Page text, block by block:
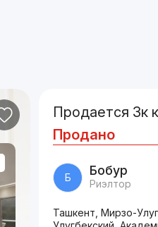
Продается 3к
Продано
Б Бобур
Риэлтор
Ташкент, Мирзо-